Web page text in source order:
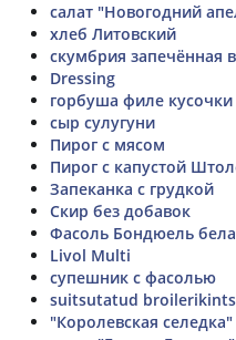
салат "Новогодний
хлеб Литовский
скумбрия запечённая
Dressing
горбуша филе
сыр сулугуни
Пирог с мясом
Пирог с капустой
Запеканка с грудкой
Скир без добавок
Фасоль Бондюель
Livol Multi
супешник с фасолью
suitsutatud broilerikints
"Королевская селедка"